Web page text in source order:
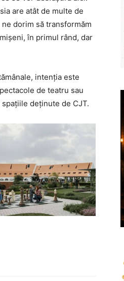
are atât de multe de
dorim să transformăm
în primul rând, dar
intenția este
de teatru sau
deținute de CJT.